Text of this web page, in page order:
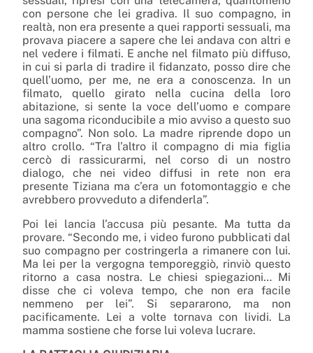
con persone che lei gradiva. Il suo compagno, in
realtà, non era presente a quei rapporti sessuali, ma
provava piacere a sapere che lei andava con altri e
nel vedere i filmati. E anche nel filmato più diffuso,
in cui si parla di tradire il fidanzato, posso dire che
quell’uomo, per me, ne era a conoscenza. In un
filmato, quello girato nella cucina della loro
abitazione, si sente la voce dell’uomo e compare
una sagoma riconducibile a mio avviso a questo suo
compagno”. Non solo. La madre riprende dopo un
altro crollo. “Tra l’altro il compagno di mia figlia
cercò di rassicurarmi, nel corso di un nostro
dialogo, che nei video diffusi in rete non era
presente Tiziana ma c’era un fotomontaggio e che
avrebbero provveduto a difenderla”.
Poi lei lancia l’accusa più pesante. Ma tutta da
provare. “Secondo me, i video furono pubblicati dal
suo compagno per costringerla a rimanere con lui.
Ma lei per la vergogna temporeggiò, rinviò questo
ritorno a casa nostra. Le chiesi spiegazioni… Mi
disse che ci voleva tempo, che non era facile
nemmeno per lei”. Si separarono, ma non
pacificamente. Lei a volte tornava con lividi. La
mamma sostiene che forse lui voleva lucrare.